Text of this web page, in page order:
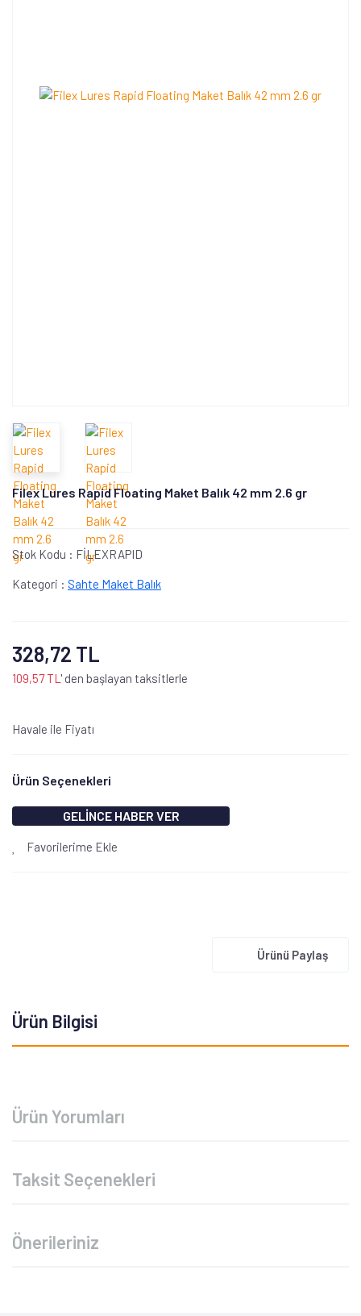
Filex Lures Rapid Floating Maket Balık 42 mm 2.6 gr
Stok Kodu : FİLEXRAPID
Kategori : Sahte Maket Balık
328,72 TL
109,57 TL ' den başlayan taksitlerle
Havale ile Fiyatı
Ürün Seçenekleri
GELİNCE HABER VER
Favorilerime Ekle
Ürünü Paylaş
Ürün Bilgisi
Ürün Yorumları
Taksit Seçenekleri
Önerileriniz